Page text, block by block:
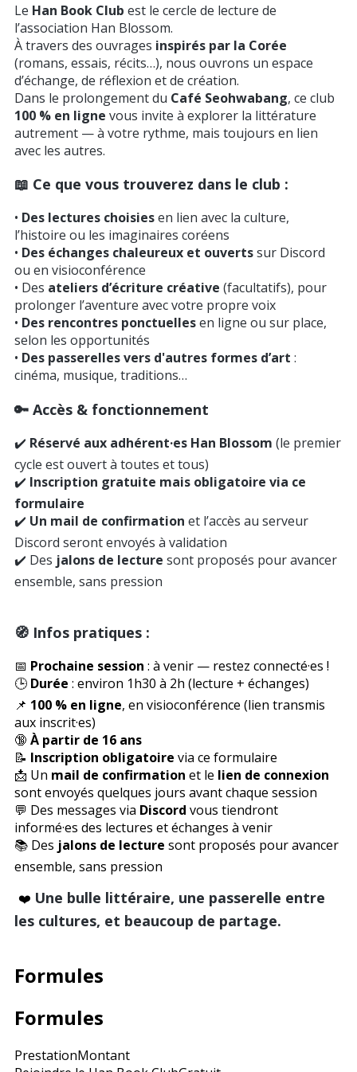
Le Han Book Club est le cercle de lecture de
l’association Han Blossom.
À travers des ouvrages inspirés par la Corée
(romans, essais, récits…), nous ouvrons un espace
d’échange, de réflexion et de création.
Dans le prolongement du Café Seohwabang, ce club
100 % en ligne vous invite à explorer la littérature
autrement — à votre rythme, mais toujours en lien
avec les autres.
📖 Ce que vous trouverez dans le club :
• Des lectures choisiesen lien avec la culture,
l’histoire ou les imaginaires coréens
• Des échanges chaleureux et ouvertssur Discord
ou en visioconférence
• Des ateliers d’écriture créative (facultatifs), pour
prolonger l’aventure avec votre propre voix
• Des rencontres ponctuellesen ligne ou sur place,
selon les opportunités
• Des passerelles vers d'autres formes d’art :
cinéma, musique, traditions…
🔑 Accès & fonctionnement
✔️ Réservé aux adhérent·es Han Blossom (le premier
cycle est ouvert à toutes et tous)
✔️ Inscription gratuite mais obligatoire via ce
formulaire
✔️ Un mail de confirmation et l’accès au serveur
Discord seront envoyés à validation
✔️ Des jalons de lecture sont proposés pour avancer
ensemble, sans pression
🧭 Infos pratiques :
📅 Prochaine session : à venir — restez connecté·es !
🕒 Durée : environ 1h30 à 2h (lecture + échanges)
📌 100 % en ligne, en visioconférence (lien transmis
aux inscrit·es)
🔞 À partir de 16 ans
📝 Inscription obligatoire via ce formulaire
📩 Un mail de confirmation et le lien de connexion
sont envoyés quelques jours avant chaque session
💬 Des messages via Discord vous tiendront
informé·es des lectures et échanges à venir
📚 Des jalons de lecture sont proposés pour avancer
ensemble, sans pression
❤️ Une bulle littéraire, une passerelle entre
les cultures, et beaucoup de partage.
Formules
Formules
PrestationMontant